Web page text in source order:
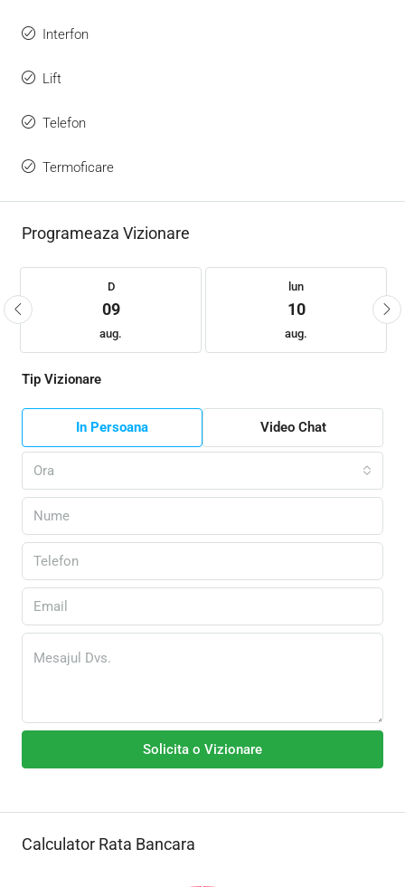
Interfon
Lift
Telefon
Termoficare
Programeaza Vizionare
D
09
aug.
lun
10
aug.
Tip Vizionare
In Persoana Video Chat
Ora
Solicita o Vizionare
Calculator Rata Bancara